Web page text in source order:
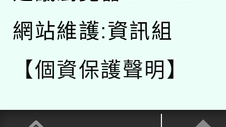
網站維護:資訊組
【個資保護聲明】